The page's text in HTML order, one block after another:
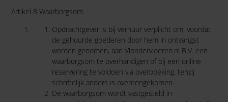
Artikel 8 Waarborgsom
Opdrachtgever is bij verhuur verplicht om, voordat
de gehuurde goederen door hem in ontvangst
worden genomen, aan Vlondervloeren.nl B.V. een
waarborgsom te overhandigen of bij een online
reservering te voldoen via overboeking, tenzij
schriftelijk anders is overeengekomen.
De waarborgsom wordt vastgesteld in